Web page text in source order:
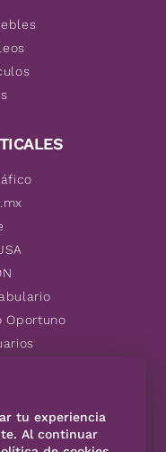
Oportuno
tu experiencia
Al continuar